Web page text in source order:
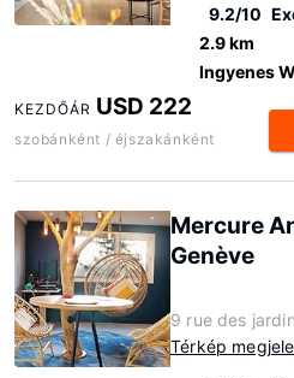
9.2/10
2.9 km
Ingyenes
KEZDŐÁR USD 222
szobánként / éjszakánként
Mercure
Genève
9 rue des
Térkép